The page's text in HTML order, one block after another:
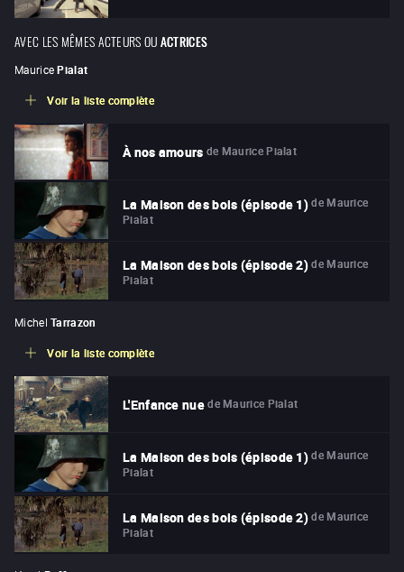
AVEC LES MÊMES ACTEURS OUACTRICES
Maurice Pialat
Voir la liste complète
À nos amours de Maurice Pialat
La Maison des bois (épisode 1) de Maurice
Pialat
La Maison des bois (épisode 2) de Maurice
Pialat
Michel Tarrazon
Voir la liste complète
L'Enfance nue de Maurice Pialat
La Maison des bois (épisode 1) de Maurice
Pialat
La Maison des bois (épisode 2) de Maurice
Pialat